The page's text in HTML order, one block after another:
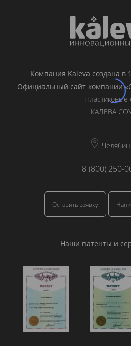
Компания Kaleva создана в
Официальный сайт компании
- Пластиковые
КАЛЕВА
8 (800) 250-
Оставить заявку
Наши патенты и